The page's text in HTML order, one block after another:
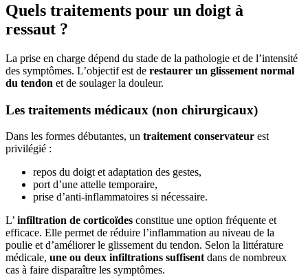
Quels traitements pour un doigt à
ressaut ?
La prise en charge dépend du stade de la pathologie et de l’intensité
des symptômes. L’objectif est de restaurer un glissement normal
du tendon et de soulager la douleur.
Les traitements médicaux (non chirurgicaux)
Dans les formes débutantes, un traitement conservateur est
privilégié :
repos du doigt et adaptation des gestes,
port d’une attelle temporaire,
prise d’anti-inflammatoires si nécessaire.
L’ infiltration de corticoïdes constitue une option fréquente et
efficace. Elle permet de réduire l’inflammation au niveau de la
poulie et d’améliorer le glissement du tendon. Selon la littérature
médicale, une ou deux infiltrations suffisent dans de nombreux
cas à faire disparaître les symptômes.